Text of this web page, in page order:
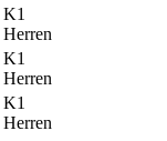
K1
Herren
K1
Herren
K1
Herren